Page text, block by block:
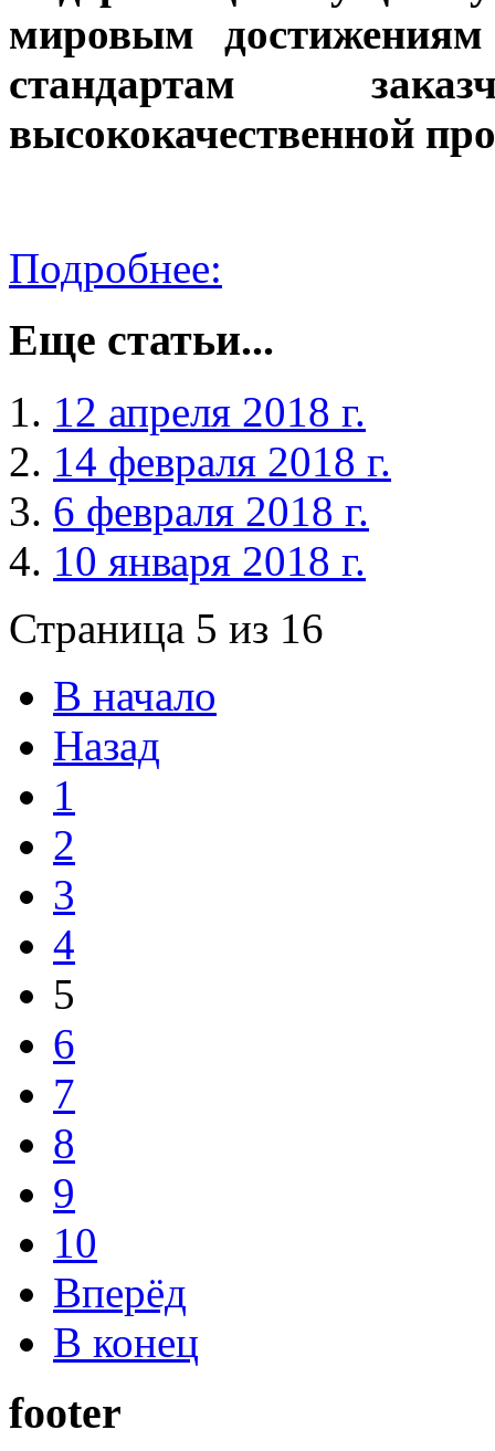
мировым
стандартам
высококачественной
Подробнее:
Еще статьи...
12 апреля 2018 г.
14 февраля 2018 г.
6 февраля 2018 г.
10 января 2018 г.
Страница 5 из 16
В начало
Назад
1
2
3
4
5
6
7
8
9
10
Вперёд
В конец
footer